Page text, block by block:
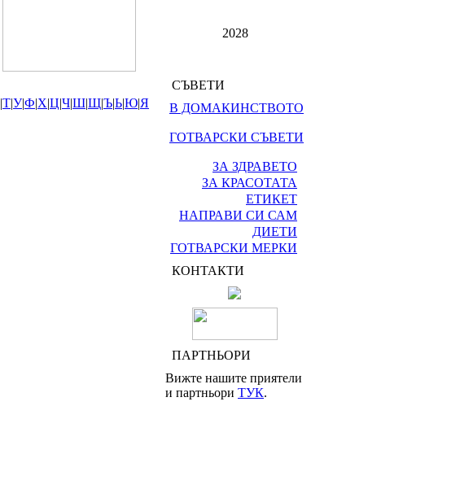
|Т|У|Ф|Х|Ц|Ч|Ш|Щ|Ъ|Ь|Ю|Я
2028
СЪВЕТИ
В ДОМАКИНСТВОТО
ГОТВАРСКИ СЪВЕТИ
ЗА ЗДРАВЕТО
ЗА КРАСОТАТА
ЕТИКЕТ
НАПРАВИ СИ САМ
ДИЕТИ
ГОТВАРСКИ МЕРКИ
КОНТАКТИ
ПАРТНЬОРИ
Вижте нашите приятели
и партньори ТУК.